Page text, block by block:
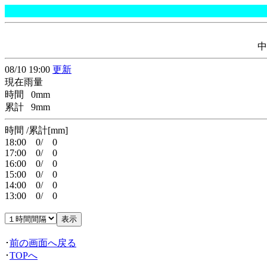
08/10 19:00 更新
現在雨量
時間 0mm
累計 9mm
時間 /累計[mm]
18:00 0/ 0
17:00 0/ 0
16:00 0/ 0
15:00 0/ 0
14:00 0/ 0
13:00 0/ 0
･前の画面へ戻る
･TOPへ